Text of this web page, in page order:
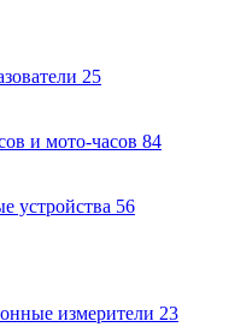
25
и мото-часов 84
устройства 56
измерители 23